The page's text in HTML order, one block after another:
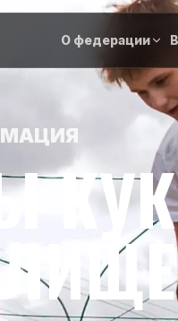
О федерации